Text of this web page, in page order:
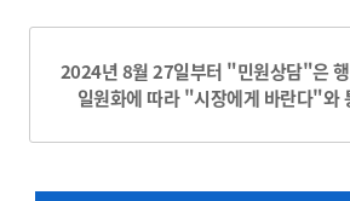
2024년 8월 27일부터 "민원상담"은
일원화에 따라 "시장에게 바란다"와